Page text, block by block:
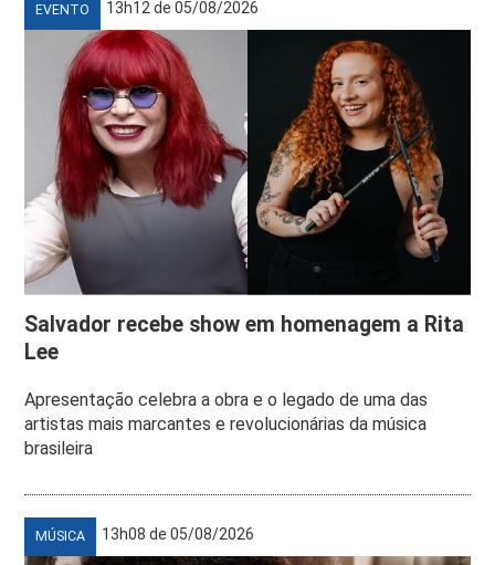
EVENTO 13h12 de 05/08/2026
Salvador recebe show em homenagem a Rita
Lee
Apresentação celebra a obra e o legado de uma das
artistas mais marcantes e revolucionárias da música
brasileira
MÚSICA 13h08 de 05/08/2026